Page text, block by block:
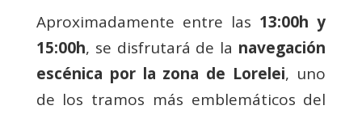
Aproximadamente entre las 13:00h y
15:00h, se disfrutará de la navegación
escénica por la zona de Lorelei, uno
de los tramos más emblemáticos del